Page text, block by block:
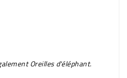
Oreilles d'éléphant.